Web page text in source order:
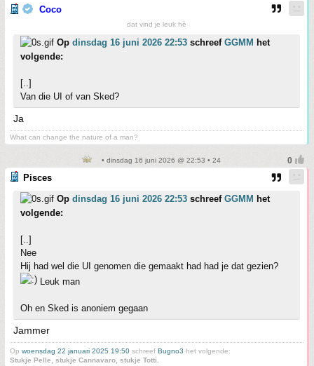
Coco
dat vind je leuk hè
Op dinsdag 16 juni 2026 22:53 schreef GGMM het
volgende:
[..]
Van die UI of van Sked?
Ja
What can change the nature of a man?
• dinsdag 16 juni 2026 @ 22:53 • 24
Pisces
Op dinsdag 16 juni 2026 22:53 schreef GGMM het
volgende:
[..]
Nee
Hij had wel die UI genomen die gemaakt had had je dat gezien?
Leuk man
Oh en Sked is anoniem gegaan
Jammer
Op woensdag 22 januari 2025 19:50 schreef Bugno3 het volgende:
Stukje Pelle, stukje Cannavaro, stukje Totti.